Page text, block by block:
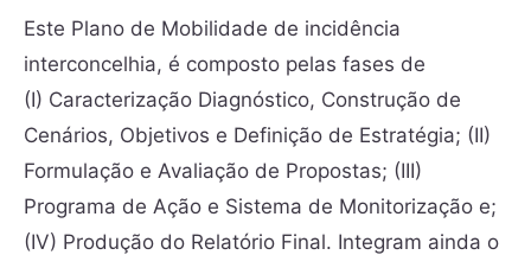
Este Plano de Mobilidade de incidência
interconcelhia, é composto pelas fases de
(I) Caracterização Diagnóstico, Construção de
Cenários, Objetivos e Definição de Estratégia; (II)
Formulação e Avaliação de Propostas; (III)
Programa de Ação e Sistema de Monitorização e;
(IV) Produção do Relatório Final. Integram ainda o